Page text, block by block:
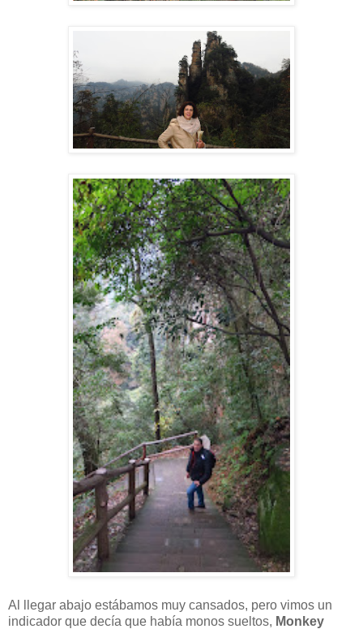
Al llegar abajo estábamos muy cansados, pero vimos un
indicador que decía que había monos sueltos, Monkey